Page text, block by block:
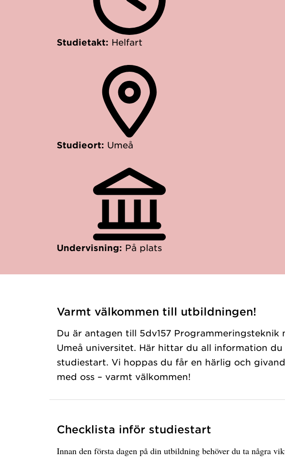
Studietakt: Helfart
Studieort: Umeå
Undervisning: På plats
Varmt välkommen till utbildningen!
Du är antagen till 5dv157 Programmeringsteknik
Umeå universitet. Här hittar du all information
studiestart. Vi hoppas du får en härlig och
med oss – varmt välkommen!
Checklista inför studiestart
Innan den första dagen på din utbildning behöver du ta några